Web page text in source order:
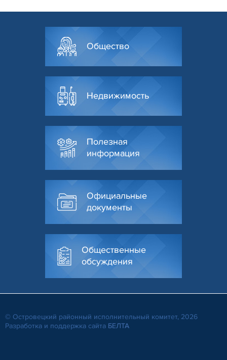
Общество
Недвижимость
Полезная
информация
Официальные
документы
Общественные
обсуждения
© Островецкий районный исполнительный комитет, 2026
Разработка и поддержка сайта БЕЛТА